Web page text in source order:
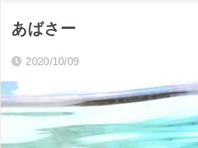
あばさー
2020/10/09